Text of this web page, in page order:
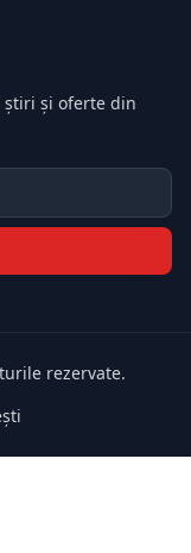
știri și oferte din
rezervate.